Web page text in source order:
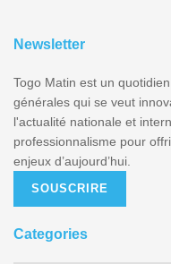
Newsletter
Togo Matin est un
générales qui se veut
l'actualité nationale et
professionnalisme pour
enjeux d’aujourd’hui.
SOUSCRIRE
Categories